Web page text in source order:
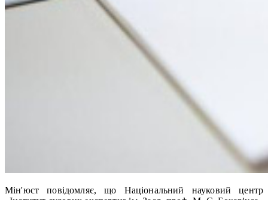
Мін'юст повідомляє, що Національний науковий центр